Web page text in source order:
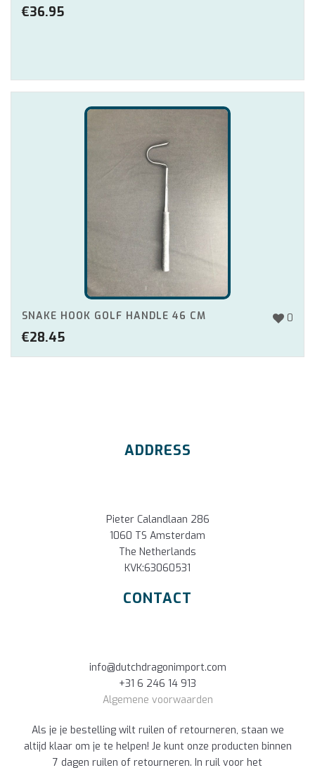
€36.95
0
SNAKE HOOK GOLF HANDLE 46 CM
€28.45
ADDRESS
Pieter Calandlaan 286
1060 TS Amsterdam
The Netherlands
KVK:63060531
CONTACT
info@dutchdragonimport.com
+31 6 246 14 913
Algemene voorwaarden
Als je je bestelling wilt ruilen of retourneren, staan we
altijd klaar om je te helpen! Je kunt onze producten binnen
7 dagen ruilen of retourneren. In ruil voor het